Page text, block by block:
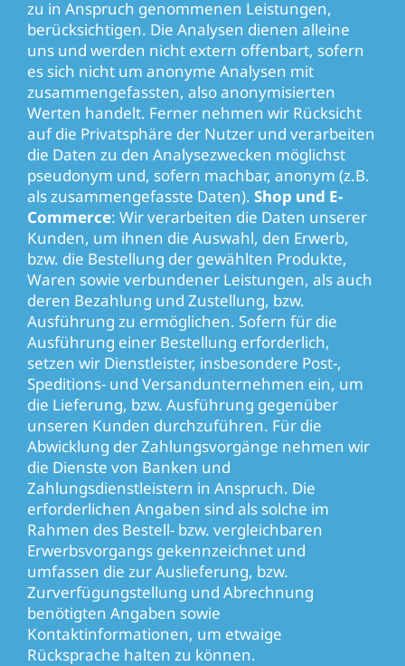
zu in Anspruch genommenen Leistungen,
berücksichtigen. Die Analysen dienen alleine
uns und werden nicht extern offenbart, sofern
es sich nicht um anonyme Analysen mit
zusammengefassten, also anonymisierten
Werten handelt. Ferner nehmen wir Rücksicht
auf die Privatsphäre der Nutzer und verarbeiten
die Daten zu den Analysezwecken möglichst
pseudonym und, sofern machbar, anonym (z.B.
als zusammengefasste Daten). Shop und E-
Commerce: Wir verarbeiten die Daten unserer
Kunden, um ihnen die Auswahl, den Erwerb,
bzw. die Bestellung der gewählten Produkte,
Waren sowie verbundener Leistungen, als auch
deren Bezahlung und Zustellung, bzw.
Ausführung zu ermöglichen. Sofern für die
Ausführung einer Bestellung erforderlich,
setzen wir Dienstleister, insbesondere Post-,
Speditions- und Versandunternehmen ein, um
die Lieferung, bzw. Ausführung gegenüber
unseren Kunden durchzuführen. Für die
Abwicklung der Zahlungsvorgänge nehmen wir
die Dienste von Banken und
Zahlungsdienstleistern in Anspruch. Die
erforderlichen Angaben sind als solche im
Rahmen des Bestell- bzw. vergleichbaren
Erwerbsvorgangs gekennzeichnet und
umfassen die zur Auslieferung, bzw.
Zurverfügungstellung und Abrechnung
benötigten Angaben sowie
Kontaktinformationen, um etwaige
Rücksprache halten zu können.